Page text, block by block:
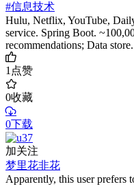
#信息技术
Hulu, Netflix, YouTube,
service. Spring Boot.
recommendations; Data
1点赞
0收藏
0下载
加关注
梦里花非花
Apparently, this user prefers